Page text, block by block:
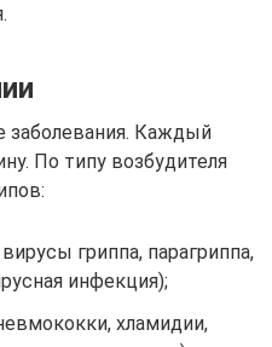
заболевания. Каждый
По типу возбудителя
гриппа, парагриппа,
инфекция);
хламидии,